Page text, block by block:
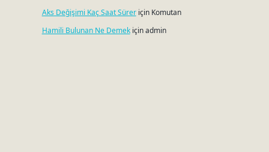
Aks Değişimi Kaç Saat Süreriçin Komutan
Hamili Bulunan Ne Demekiçinadmin